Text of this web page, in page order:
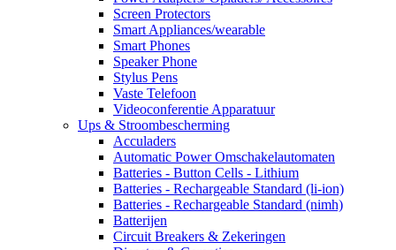
Screen Protectors
Smart Appliances/wearable
Smart Phones
Speaker Phone
Stylus Pens
Vaste Telefoon
Videoconferentie Apparatuur
Ups & Stroombescherming
Acculaders
Automatic Power Omschakelautomaten
Batteries - Button Cells - Lithium
Batteries - Rechargeable Standard (li-ion)
Batteries - Rechargeable Standard (nimh)
Batterijen
Circuit Breakers & Zekeringen